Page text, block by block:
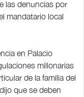
las denuncias por
mandatario local
en Palacio
millonarias
de la familia del
que se deben